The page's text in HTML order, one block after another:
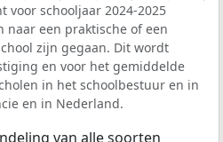
voor schooljaar 2024-2025
naar een praktische of een
zijn gegaan. Dit wordt
en voor het gemiddelde
in het schoolbestuur en in
en in Nederland.
van alle soorten